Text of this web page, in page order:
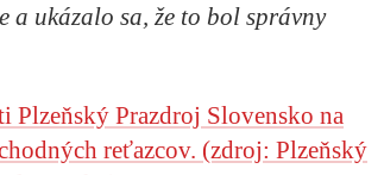
a ukázalo sa, že to bol správny